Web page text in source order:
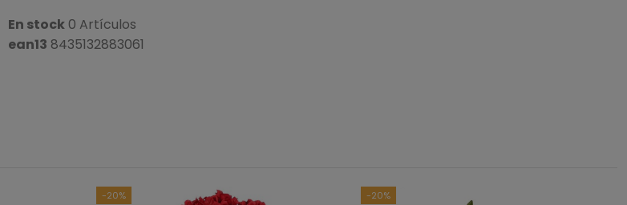
En stock 0 Artículos
ean13 8435132883061
-20% -20%